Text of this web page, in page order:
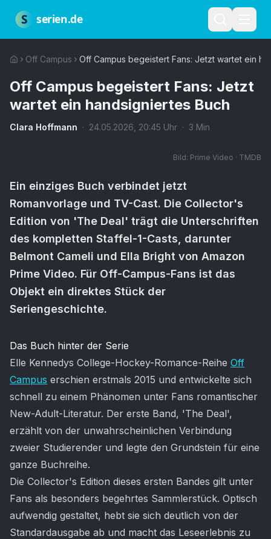
S serien.de
Off Campus Off Campus begeistert Fans: Jetzt wartet ein
Off Campus begeistert Fans: Jetzt
wartet ein handsigniertes Buch
Clara Hoffmann · 24.05.2026 20:45 Uhr · 3 Min
Bild: Prime Video · TMDB
Ein einziges Buch verbindet jetzt
Romanvorlage und TV-Cast. Die Collector's
Edition von 'The Deal' trägt die Unterschriften
des kompletten Staffel-1-Casts, darunter
Belmont Cameli und Ella Bright von Amazon
Prime Video. Für Off-Campus-Fans ist das
Objekt ein direktes Stück der
Seriengeschichte.
Artikel-Inhalt
Das Buch hinter der Serie
Elle Kennedys College-Hockey-Romance-Reihe Off
Campus erschien erstmals 2015 und entwickelte sich
schnell zu einem Phänomen unter Fans romantischer
New-Adult-Literatur. Der erste Band, 'The Deal',
erzählt von der unwahrscheinlichen Verbindung
zweier Studierender und legte den Grundstein für eine
ganze Buchreihe.
Die Collector's Edition dieses ersten Bandes gilt unter
Fans als besonders begehrtes Sammlerstück. Optisch
aufwendig gestaltet, hebt sie sich deutlich von der
Standardausgabe ab und macht das Leseerlebnis zu
Nutzungsbedingungen